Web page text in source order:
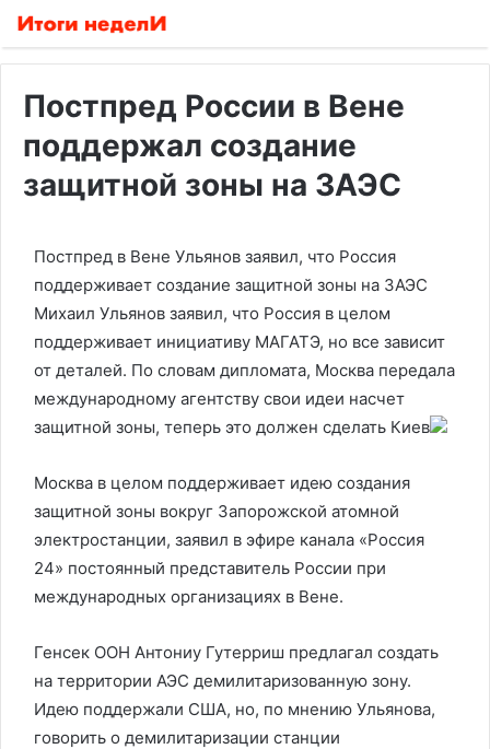
Постпред России в Вене
поддержал создание
защитной зоны на ЗАЭС
Постпред в Вене Ульянов заявил, что Россия
поддерживает создание защитной зоны на ЗАЭС
Михаил Ульянов заявил, что Россия в целом
поддерживает инициативу МАГАТЭ, но все зависит
от деталей. По словам дипломата, Москва передала
международному агентству свои идеи насчет
защитной зоны, теперь это должен сделать Киев
Москва в целом поддерживает идею создания
защитной зоны вокруг Запорожской атомной
электростанции, заявил в эфире канала «Россия
24» постоянный представитель России при
международных организациях в Вене.
Генсек ООН Антониу Гутерриш предлагал создать
на территории АЭС демилитаризованную зону.
Идею поддержали США, но, по мнению Ульянова,
говорить о демилитаризации станции